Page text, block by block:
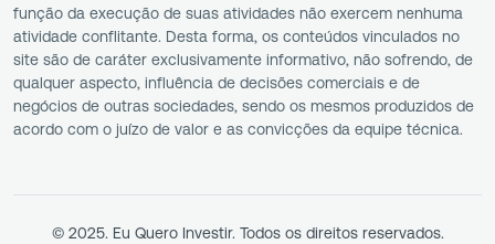
função da execução de suas atividades não exercem nenhuma
atividade conflitante. Desta forma, os conteúdos vinculados no
site são de caráter exclusivamente informativo, não sofrendo, de
qualquer aspecto, influência de decisões comerciais e de
negócios de outras sociedades, sendo os mesmos produzidos de
acordo com o juízo de valor e as convicções da equipe técnica.
© 2025. Eu Quero Investir. Todos os direitos reservados.